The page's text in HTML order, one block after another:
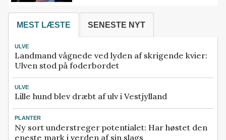
MEST LÆSTE SENESTE NYT
ULVE
Landmand vågnede ved lyden af skrigende kvier:
Ulven stod på foderbordet
ULVE
Lille hund blev dræbt af ulv i Vestjylland
PLANTER
Ny sort understreger potentialet: Har høstet den
eneste mark i verden af sin slags